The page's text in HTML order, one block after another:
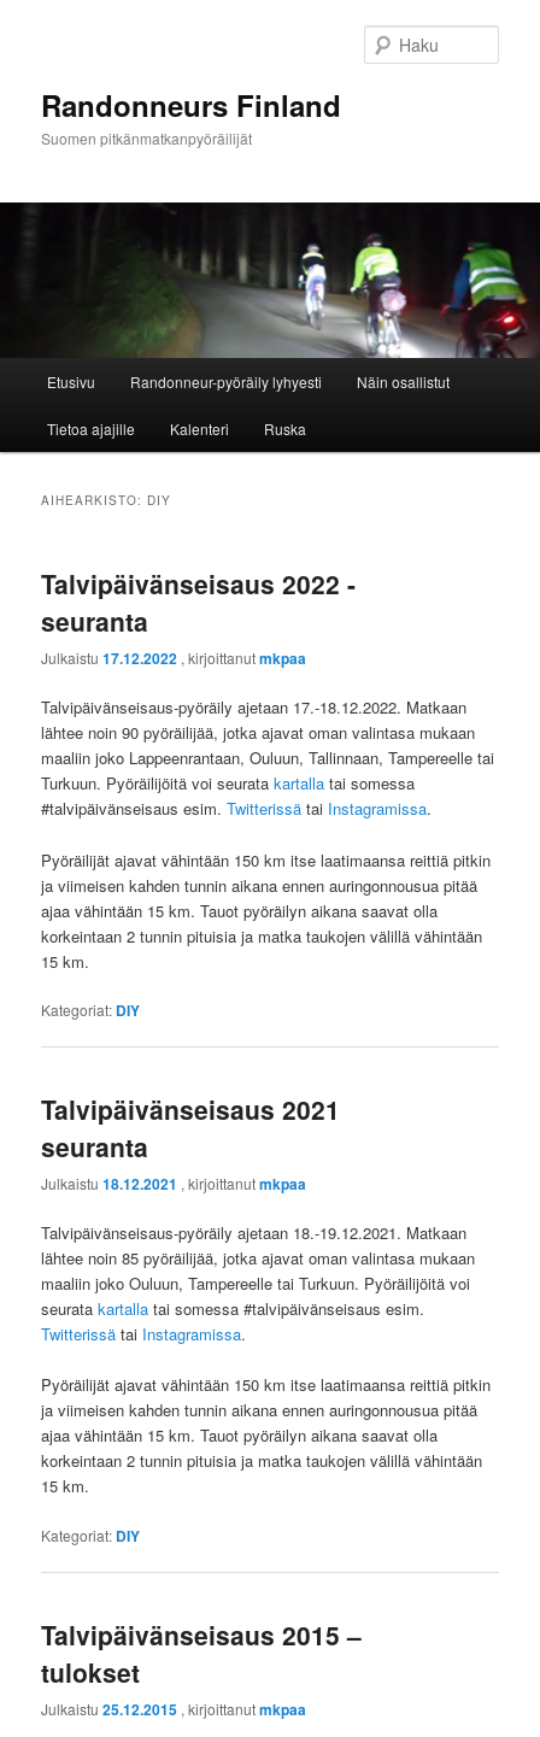
Randonneurs Finland
Suomen pitkänmatkanpyöräilijät
Etusivu Randonneur-pyöräily lyhyesti Näin osallistut
Tietoa ajajille Kalenteri Ruska
AIHEARKISTO: DIY
Talvipäivänseisaus 2022 -
seuranta
Julkaistu17.12.2022 , kirjoittanutmkpaa
Talvipäivänseisaus-pyöräily ajetaan 17.-18.12.2022. Matkaan
lähtee noin 90 pyöräilijää, jotka ajavat oman valintasa mukaan
maaliin joko Lappeenrantaan, Ouluun, Tallinnaan, Tampereelle tai
Turkuun. Pyöräilijöitä voi seuratakartallatai somessa
#talvipäivänseisaus esim.Twitterissätai Instagramissa.
Pyöräilijät ajavat vähintään 150 km itse laatimaansa reittiä pitkin
ja viimeisen kahden tunnin aikana ennen auringonnousua pitää
ajaa vähintään 15 km. Tauot pyöräilyn aikana saavat olla
korkeintaan 2 tunnin pituisia ja matka taukojen välillä vähintään
15 km.
Kategoriat: DIY
Talvipäivänseisaus 2021
seuranta
Julkaistu18.12.2021 , kirjoittanutmkpaa
Talvipäivänseisaus-pyöräily ajetaan 18.-19.12.2021. Matkaan
lähtee noin 85 pyöräilijää, jotka ajavat oman valintasa mukaan
maaliin joko Ouluun, Tampereelle tai Turkuun. Pyöräilijöitä voi
seuratakartallatai somessa #talvipäivänseisaus esim.
Twitterissätai Instagramissa.
Pyöräilijät ajavat vähintään 150 km itse laatimaansa reittiä pitkin
ja viimeisen kahden tunnin aikana ennen auringonnousua pitää
ajaa vähintään 15 km. Tauot pyöräilyn aikana saavat olla
korkeintaan 2 tunnin pituisia ja matka taukojen välillä vähintään
15 km.
Kategoriat: DIY
Talvipäivänseisaus 2015 –
tulokset
Julkaistu25.12.2015 , kirjoittanutmkpaa